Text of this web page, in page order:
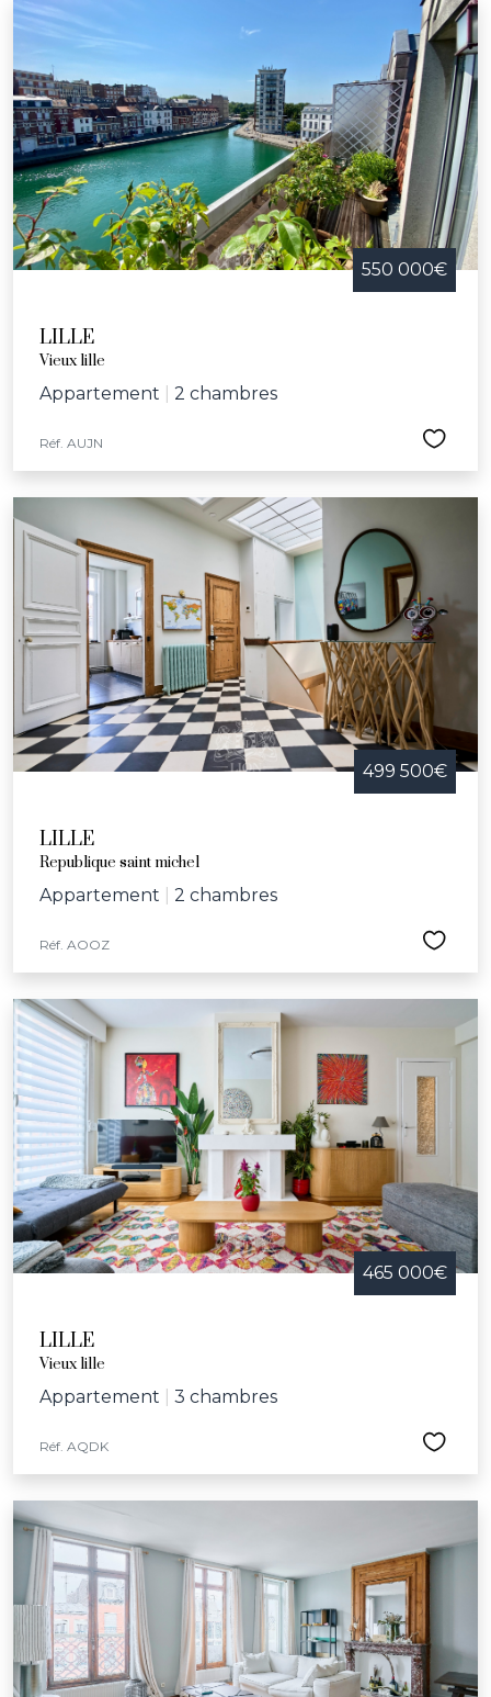
550 000€
LILLE
Vieux lille
Appartement 2 chambres
Réf. AUJN
499 500€
LILLE
Republique saint michel
Appartement 2 chambres
Réf. AOOZ
465 000€
LILLE
Vieux lille
Appartement 3 chambres
Réf. AQDK